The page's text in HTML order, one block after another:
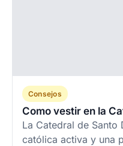
Consejos
Como vestir en la
La Catedral de Santo
católica activa y una